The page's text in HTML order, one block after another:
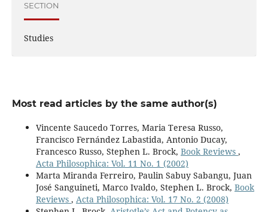
SECTION
Studies
Most read articles by the same author(s)
Vincente Saucedo Torres, Maria Teresa Russo,
Francisco Fernández Labastida, Antonio Ducay,
Francesco Russo, Stephen L. Brock, Book Reviews ,
Acta Philosophica: Vol. 11 No. 1 (2002)
Marta Miranda Ferreiro, Paulin Sabuy Sabangu, Juan
José Sanguineti, Marco Ivaldo, Stephen L. Brock, Book
Reviews , Acta Philosophica: Vol. 17 No. 2 (2008)